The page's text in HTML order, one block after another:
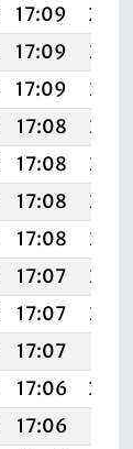
17:09
17:09
17:09
17:08
17:08
17:08
17:08
17:07
17:07
17:07
17:06
17:06